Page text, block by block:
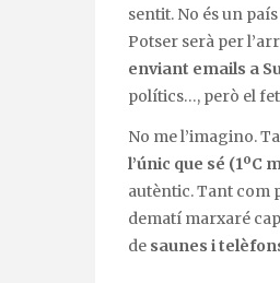
sentit. No és un
Potser serà per
enviant emails a
polítics…, però el
No me l’imagino.
l’únic que sé (1ºC
autèntic. Tant com
dematí marxaré
de saunes i